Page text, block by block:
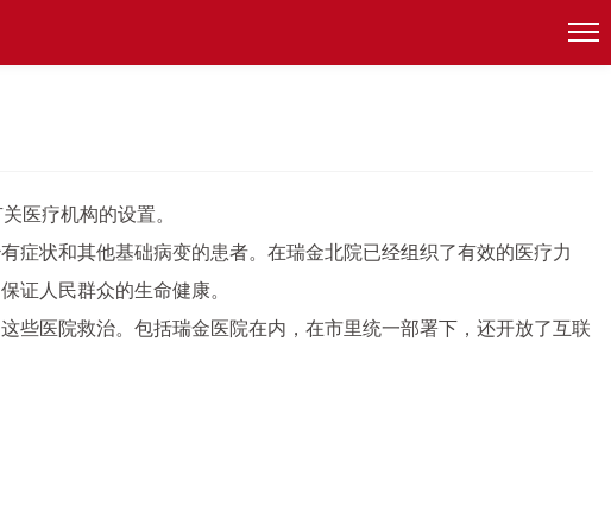
医疗机构的设置。
状和其他基础病变的患者。在瑞金北院已经组织了有效的医疗力
证人民群众的生命健康。
医院救治。包括瑞金医院在内，在市里统一部署下，还开放了互联